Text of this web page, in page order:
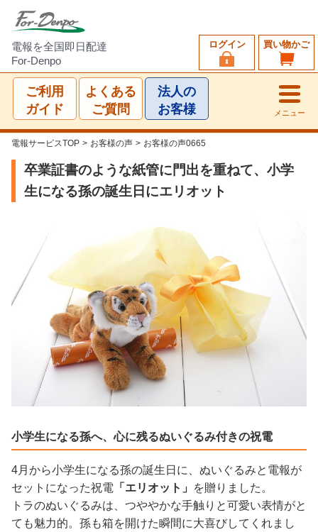
電報を全国即日配達
For-Denpo
買い物かご
ログイン
ご利用
ガイド
よくある
ご質問
法人の
お客様
メニュー
電報サービスTOP > お客様の声 > お客様の声0665
卒業証書のような紙管に門出を重ねて、小学
生になる孫の誕生日にエリオット
小学生になる孫へ、心に残るぬいぐるみ付きの祝電
4月から小学生になる孫の誕生日に、ぬいぐるみと電報が
セットになった祝電 「エリオット」
を贈りました。
トラのぬいぐるみは、つややかな手触りと可愛い表情がと
ても魅力的。孫も箱を開けた瞬間に大喜びしてくれまし